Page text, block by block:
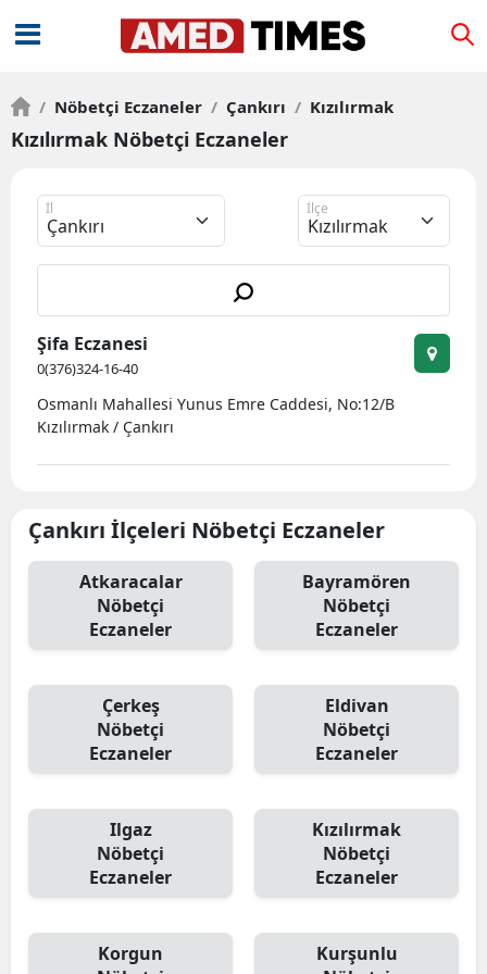
/ Nöbetçi Eczaneler / Çankırı / Kızılırmak
Kızılırmak Nöbetçi Eczaneler
İl İlçe
Şifa Eczanesi
0(376)324-16-40
Osmanlı Mahallesi Yunus Emre Caddesi, No:12/B
Kızılırmak / Çankırı
Çankırı İlçeleri Nöbetçi Eczaneler
Atkaracalar
Nöbetçi
Eczaneler
Bayramören
Nöbetçi
Eczaneler
Çerkeş
Nöbetçi
Eczaneler
Eldivan
Nöbetçi
Eczaneler
Ilgaz
Nöbetçi
Eczaneler
Kızılırmak
Nöbetçi
Eczaneler
Korgun
Kurşunlu